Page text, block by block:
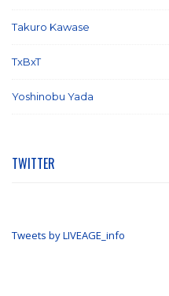
Takuro Kawase
TxBxT
Yoshinobu Yada
TWITTER
Tweets by LIVEAGE_info